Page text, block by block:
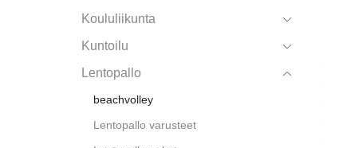
Koululiikunta
Kuntoilu
Lentopallo
beachvolley
Lentopallo varusteet